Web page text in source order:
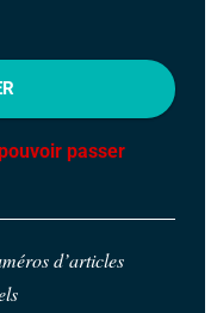
passer
d’articles